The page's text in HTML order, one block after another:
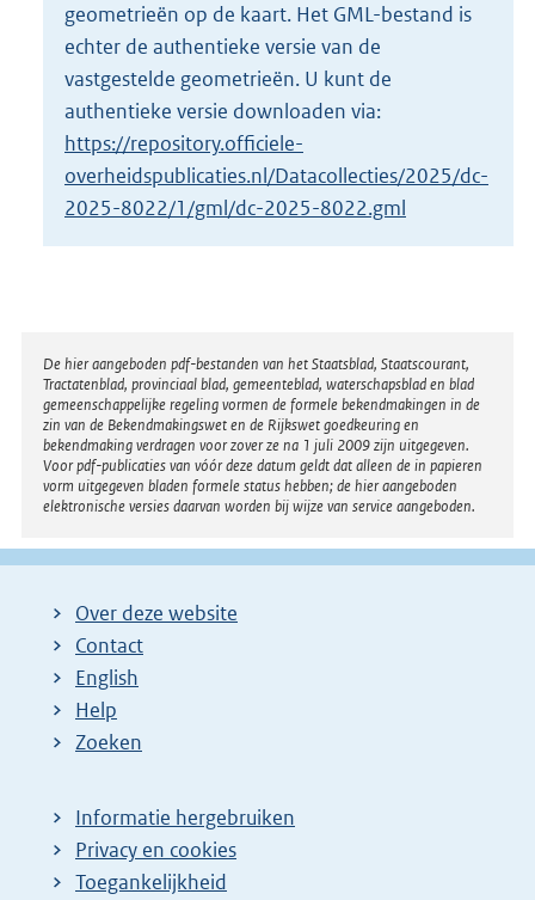
K
b
geometrieën op de kaart. Het GML-bestand is
echter de authentieke versie van de
vastgestelde geometrieën. U kunt de
authentieke versie downloaden via:
https://repository.officiele-
overheidspublicaties.nl/Datacollecties/2025/dc-
2025-8022/1/gml/dc-2025-8022.gml
Disclaimer
De hier aangeboden pdf-bestanden van het Staatsblad, Staatscourant,
Tractatenblad, provinciaal blad, gemeenteblad, waterschapsblad en blad
gemeenschappelijke regeling vormen de formele bekendmakingen in de
zin van de Bekendmakingswet en de Rijkswet goedkeuring en
bekendmaking verdragen voor zover ze na 1 juli 2009 zijn uitgegeven.
Voor pdf-publicaties van vóór deze datum geldt dat alleen de in papieren
vorm uitgegeven bladen formele status hebben; de hier aangeboden
elektronische versies daarvan worden bij wijze van service aangeboden.
Over deze website
Contact
English
Help
Zoeken
Informatie hergebruiken
Privacy en cookies
Toegankelijkheid